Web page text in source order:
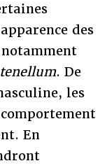
des
. De
les
En